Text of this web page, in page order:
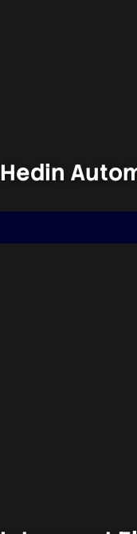
Hedin